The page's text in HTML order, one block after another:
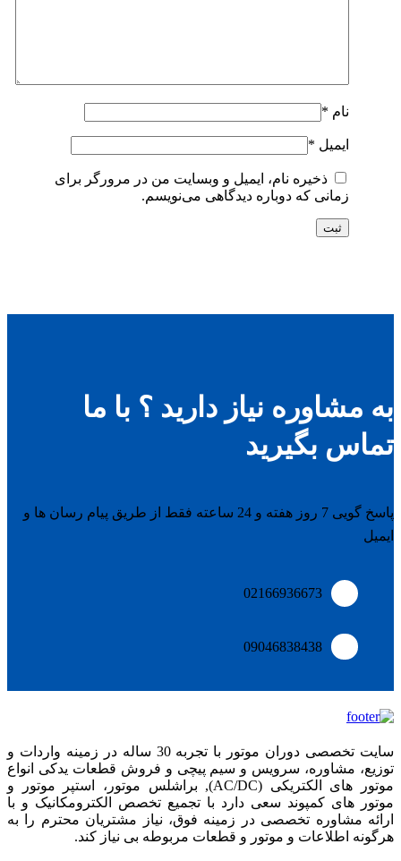
نام *
ایمیل *
ذخیره نام، ایمیل و وبسایت من در مرورگر برای
زمانی که دوباره دیدگاهی می‌نویسم.
به مشاوره نیاز دارید ؟ با ما
تماس بگیرید
پاسخ گویی 7 روز هفته و 24 ساعته فقط از طریق پیام رسان ها و
ایمیل
02166936673
09046838438
سایت تخصصی دوران موتور با تجربه 30 ساله در زمینه واردات و
توزیع، مشاوره، سرویس و سیم پیچی و فروش قطعات یدکی انواع
موتور های الکتریکی (AC/DC), براشلس موتور، استپر موتور و
موتور های کمپوند سعی دارد با تجمیع تخصص الکترومکانیک و با
ارائه مشاوره تخصصی در زمینه فوق، نیاز مشتریان محترم را به
هرگونه اطلاعات و موتور و قطعات مربوطه بی نیاز کند.